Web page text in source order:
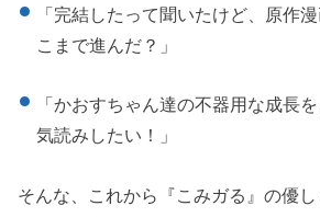
「完結したって聞いたけど、原作
こまで進んだ？」
「かおすちゃん達の不器用な成長
気読みしたい！」
そんな、これから『こみガる』の優